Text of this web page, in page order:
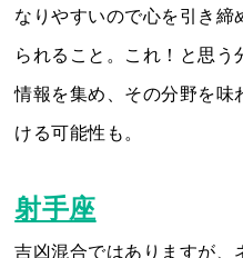
なりやすいので心を引き締
られること。これ！と思う
情報を集め、その分野を味
ける可能性も。
射手座
吉凶混合ではありますが、